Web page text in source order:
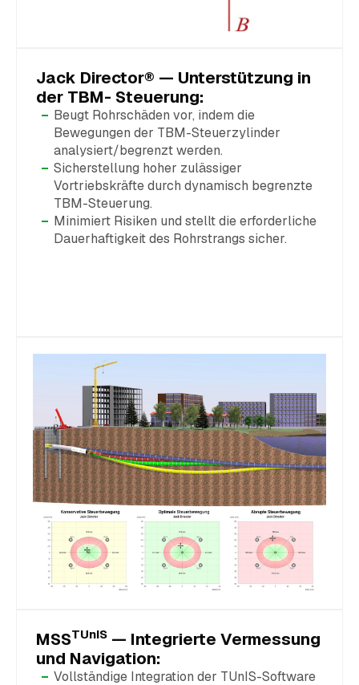
Jack Director® — Unterstützung in
der TBM- Steuerung:
Beugt Rohrschäden vor, indem die
Bewegungen der TBM-Steuerzylinder
analysiert/begrenzt werden.
Sicherstellung hoher zulässiger
Vortriebskräfte durch dynamisch begrenzte
TBM-Steuerung.
Minimiert Risiken und stellt die erforderliche
Dauerhaftigkeit des Rohrstrangs sicher.
MSSTUnIS — Integrierte Vermessung
und Navigation:
Vollständige Integration der TUnIS-Software